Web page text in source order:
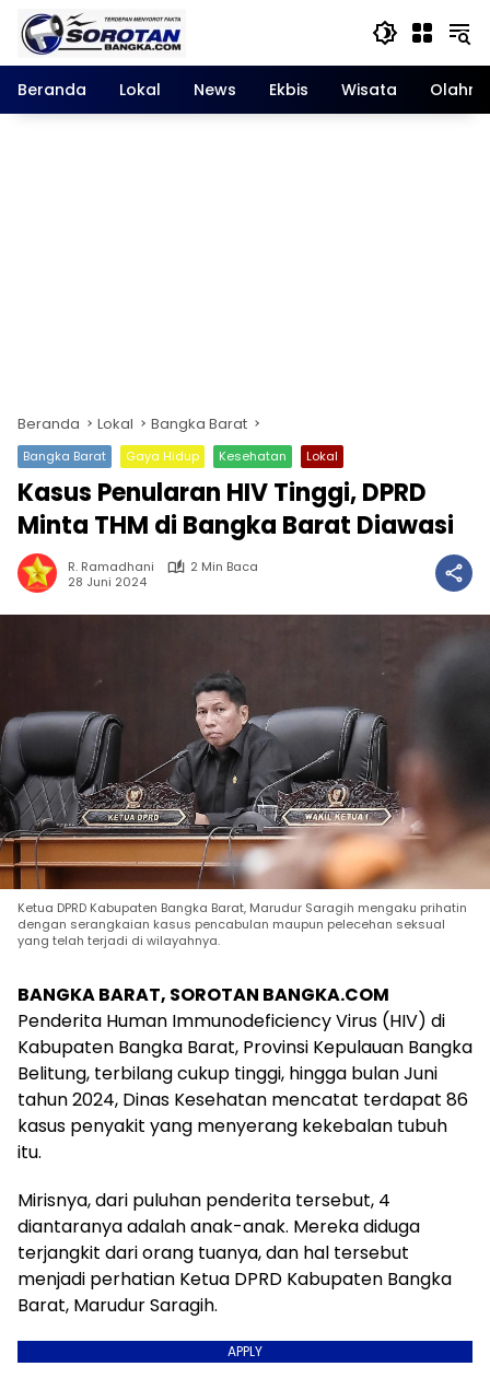
Langsung
konten
Beranda
Lokal News Ekbis Wisata
Beranda Lokal Bangka Barat
Bangka Barat Gaya Hidup Kesehatan Lokal
Kasus Penularan HIV Tinggi, DPRD
Minta THM di Bangka Barat Diawasi
R. Ramadhani
2 Min Baca
28 Juni 2024
Ketua DPRD Kabupaten Bangka Barat, Marudur Saragih mengaku prihatin
dengan serangkaian kasus pencabulan maupun pelecehan seksual
yang telah terjadi di wilayahnya.
BANGKA BARAT, SOROTAN BANGKA.COM
Penderita Human Immunodeficiency Virus (HIV) di
Kabupaten Bangka Barat, Provinsi Kepulauan Bangka
Belitung, terbilang cukup tinggi, hingga bulan Juni
tahun 2024, Dinas Kesehatan mencatat terdapat 86
kasus penyakit yang menyerang kekebalan tubuh
itu.
Mirisnya, dari puluhan penderita tersebut, 4
diantaranya adalah anak-anak. Mereka diduga
terjangkit dari orang tuanya, dan hal tersebut
menjadi perhatian Ketua DPRD Kabupaten Bangka
Barat, Marudur Saragih.
APPLY